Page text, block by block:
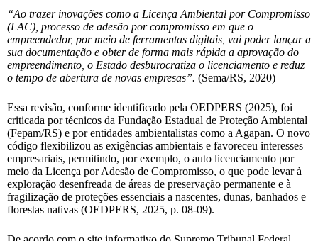
“Ao trazer inovações como a Licença Ambiental por Compromisso
(LAC), processo de adesão por compromisso em que o
empreendedor, por meio de ferramentas digitais, vai poder lançar a
sua documentação e obter de forma mais rápida a aprovação do
empreendimento, o Estado desburocratiza o licenciamento e reduz
o tempo de abertura de novas empresas”. (Sema/RS, 2020)
Essa revisão, conforme identificado pela OEDPERS (2025), foi
criticada por técnicos da Fundação Estadual de Proteção Ambiental
(Fepam/RS) e por entidades ambientalistas como a Agapan. O novo
código flexibilizou as exigências ambientais e favoreceu interesses
empresariais, permitindo, por exemplo, o auto licenciamento por
meio da Licença por Adesão de Compromisso, o que pode levar à
exploração desenfreada de áreas de preservação permanente e à
fragilização de proteções essenciais a nascentes, dunas, banhados e
florestas nativas (OEDPERS, 2025, p. 08-09).